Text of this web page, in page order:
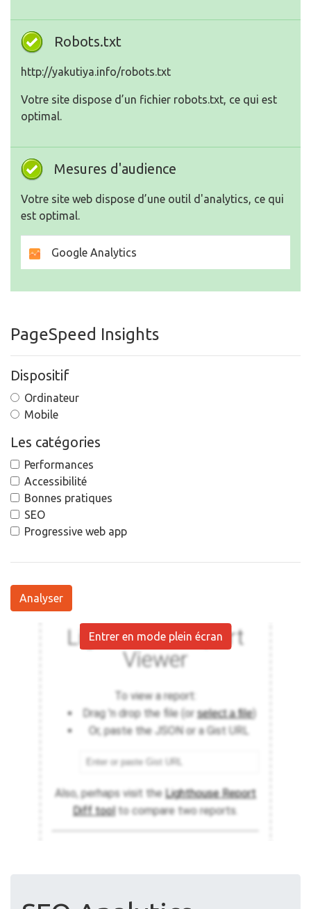
Robots.txt
http://yakutiya.info/robots.txt
Votre site dispose d’un fichier robots.txt, ce qui est
optimal.
Mesures d'audience
Votre site web dispose d’une outil d'analytics, ce qui
est optimal.
Google Analytics
PageSpeed Insights
Dispositif
Ordinateur
Mobile
Les catégories
Performances
Accessibilité
Bonnes pratiques
SEO
Progressive web app
Analyser
Entrer en mode plein écran